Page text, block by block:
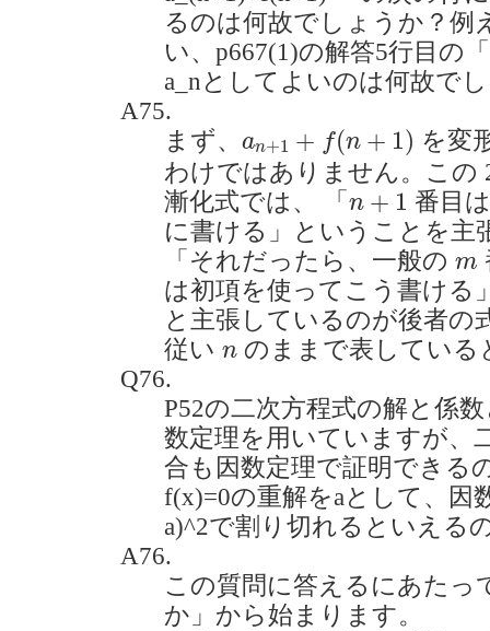
るのは何故でしょうか？例
い、p667(1)の解答5行目の
a_nとしてよいのは何故で
A75.
まず、 an+1 + f(n + 1)
+ n+ )
を変
わけではありません。この
漸化式では、 「 n + 1
n+1
番目
に書ける」ということを主
「それだったら、一般の m
m
は初項を使ってこう書ける
と主張しているのが後者の
従い n
n のままで表してい
Q76.
P52の二次方程式の解と係
数定理を用いていますが、
合も因数定理で証明できる
f(x)=0の重解をaとして、因
a)^2で割り切れるといえる
A76.
この質問に答えるにあたっ
か」から始まります。